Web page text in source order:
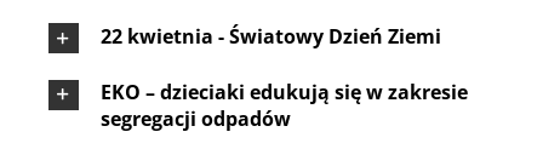
22 kwietnia - Światowy Dzień Ziemi
EKO – dzieciaki edukują się w zakresie
segregacji odpadów